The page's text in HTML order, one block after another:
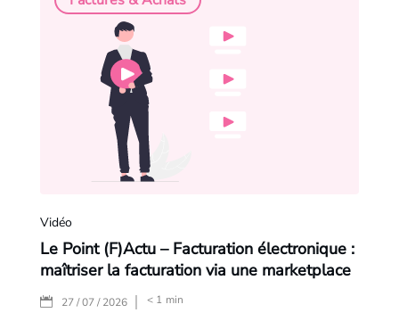
Vidéo
Le Point (F)Actu – Facturation électronique :
maîtriser la facturation via une marketplace
27 / 07 / 2026 |< 1 min